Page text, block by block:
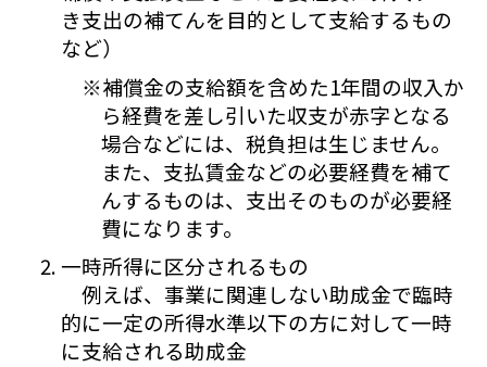
き支出の補てんを目的として支給するもの
など）
※補償金の支給額を含めた1年間の収入か
ら経費を差し引いた収支が赤字となる
場合などには、税負担は生じません。
また、支払賃金などの必要経費を補て
んするものは、支出そのものが必要経
費になります。
一時所得に区分されるもの
例えば、事業に関連しない助成金で臨時
的に一定の所得水準以下の方に対して一時
に支給される助成金